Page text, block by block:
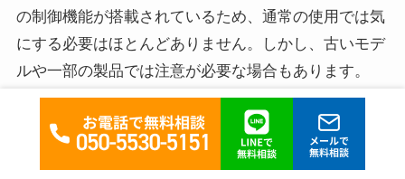
の制御機能が搭載されているため、通常の使用では気
にする必要はほとんどありません。しかし、古いモデ
ルや一部の製品では注意が必要な場合もあります。
取扱説明書を確認し、推奨される充電・放電の方法を
守ることが、蓄電池を長持ちさせるためには重要で